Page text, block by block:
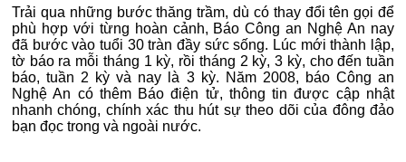
Trải qua những bước thăng trầm, dù có thay đổi tên gọi để
phù hợp với từng hoàn cảnh, Báo Công an Nghệ An nay
đã bước vào tuổi 30 tràn đầy sức sống. Lúc mới thành lập,
tờ báo ra mỗi tháng 1 kỳ, rồi tháng 2 kỳ, 3 kỳ, cho đến tuần
báo, tuần 2 kỳ và nay là 3 kỳ. Năm 2008, báo Công an
Nghệ An có thêm Báo điện tử, thông tin được cập nhật
nhanh chóng, chính xác thu hút sự theo dõi của đông đảo
bạn đọc trong và ngoài nước.